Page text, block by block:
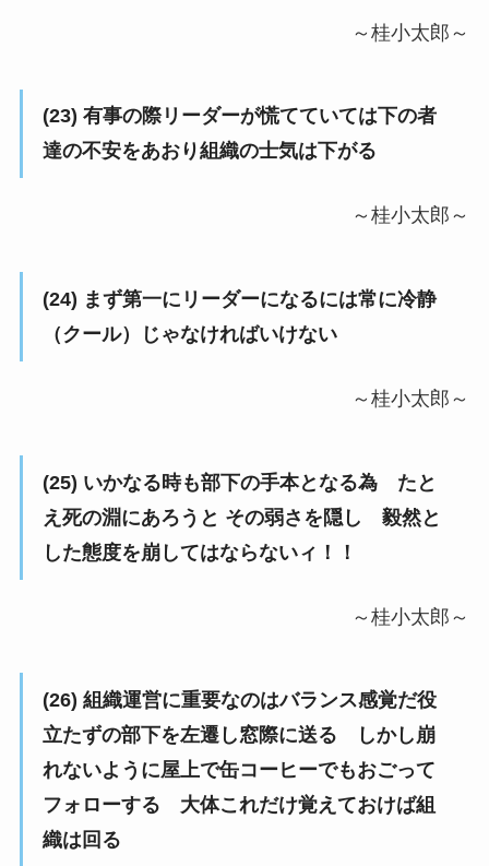
～桂小太郎～
(23) 有事の際リーダーが慌てていては下の者
達の不安をあおり組織の士気は下がる
～桂小太郎～
(24) まず第一にリーダーになるには常に冷静
（クール）じゃなければいけない
～桂小太郎～
(25) いかなる時も部下の手本となる為 たと
え死の淵にあろうと その弱さを隠し 毅然と
した態度を崩してはならないィ！！
～桂小太郎～
(26) 組織運営に重要なのはバランス感覚だ役
立たずの部下を左遷し窓際に送る しかし崩
れないように屋上で缶コーヒーでもおごって
フォローする 大体これだけ覚えておけば組
織は回る